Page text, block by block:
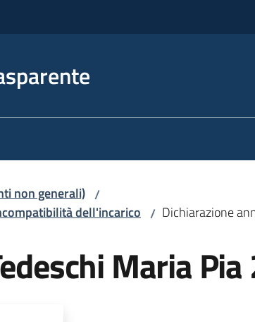
non generali) /
dell'incarico / Dichiarazione
Maria